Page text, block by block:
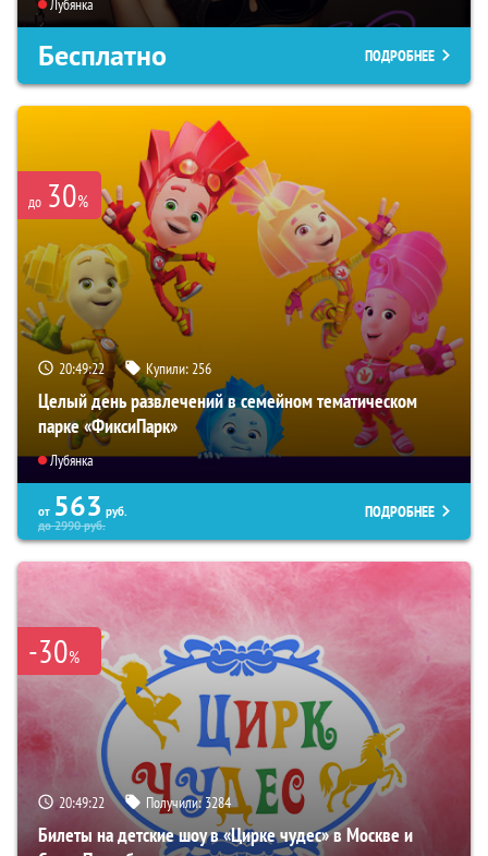
Лубянка
Бесплатно ПОДРОБНЕЕ
до 30%
20:49:22 Купили:256
Целый день развлечений в семейном тематическом
парке «ФиксиПарк»
Лубянка
от 563 руб.
до2990руб.
ПОДРОБНЕЕ
-30%
20:49:22 Получили:3284
Билеты на детские шоу в «Цирке чудес» в Москве и